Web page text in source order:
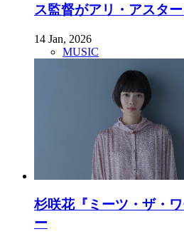
ス監督がアリ・アスタ
14 Jan, 2026
MUSIC
杉咲花『ミーツ・ザ・
ー